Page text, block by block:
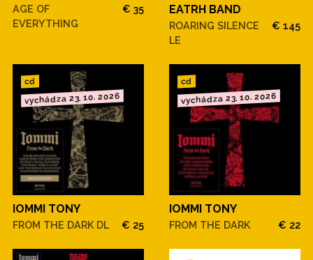
AGE OF
EVERYTHING
€ 35
EATRH BAND
ROARING SILENCE
LE
€ 145
cd
vychádza 23. 10. 2026
IOMMI TONY
FROM THE DARK DL € 25
cd
vychádza 23. 10. 2026
IOMMI TONY
FROM THE DARK € 22